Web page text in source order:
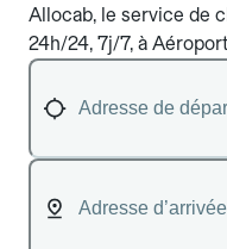
Allocab, le service de
24h/24, 7j/7, à